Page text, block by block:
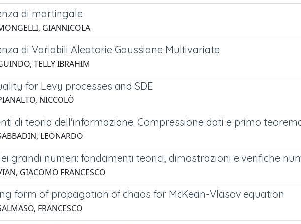
di martingale
GIANNICOLA
di Variabili Aleatorie Gaussiane Multivariate
TELLY IBRAHIM
for Levy processes and SDE
NICCOLÒ
di teoria dell'informazione. Compressione dati e primo
LEONARDO
grandi numeri: fondamenti teorici, dimostrazioni e verifiche
GIACOMO FRANCESCO
form of propagation of chaos for McKean-Vlasov equation
FRANCESCO